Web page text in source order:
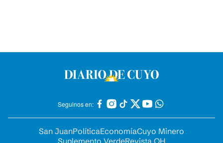
Seguinos en:
San JuanPolíticaEconomíaCuyo Minero